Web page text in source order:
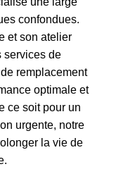
confondues.
et son atelier
services de
remplacement
optimale et
ce soit pour un
urgente, notre
la vie de